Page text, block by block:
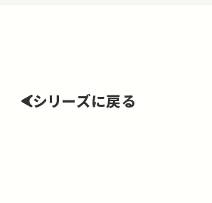
シリーズに戻る